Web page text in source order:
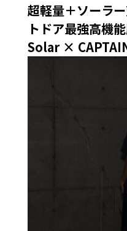
超軽量＋ソーラ
トドア最強高機
Solar ×